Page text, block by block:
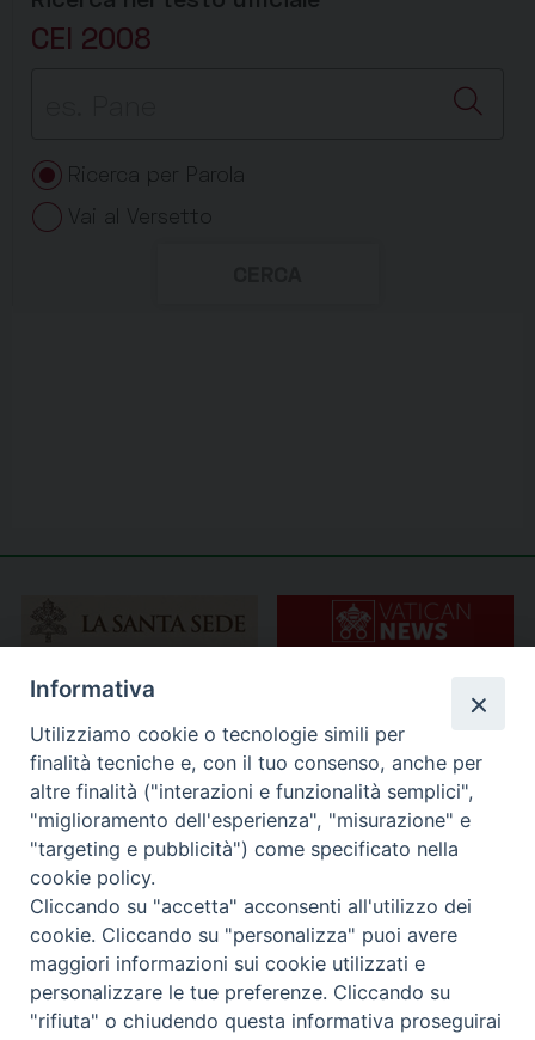
Informativa
Utilizziamo cookie o tecnologie simili per
finalità tecniche e, con il tuo consenso, anche per
altre finalità ("interazioni e funzionalità semplici",
"miglioramento dell'esperienza", "misurazione" e
"targeting e pubblicità") come specificato nella
cookie policy.
Cliccando su "accetta" acconsenti all'utilizzo dei
cookie. Cliccando su "personalizza" puoi avere
maggiori informazioni sui cookie utilizzati e
personalizzare le tue preferenze. Cliccando su
"rifiuta" o chiudendo questa informativa proseguirai